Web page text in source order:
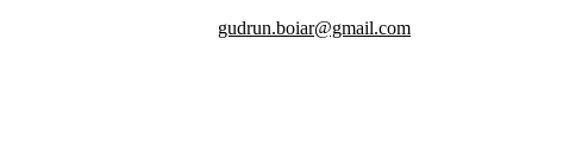
gudrun.boiar@gmail.com